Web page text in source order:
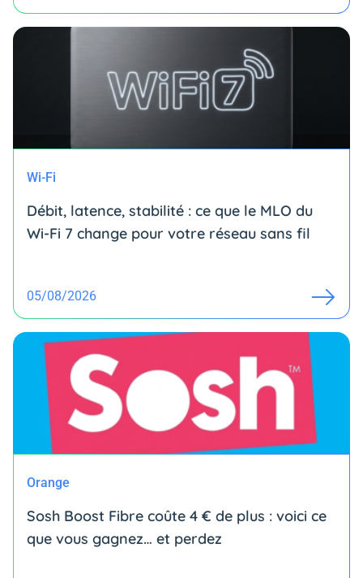
Wi-Fi
Débit, latence, stabilité : ce que le MLO du
Wi-Fi 7 change pour votre réseau sans fil
05/08/2026
Orange
Sosh Boost Fibre coûte 4 € de plus : voici ce
que vous gagnez… et perdez